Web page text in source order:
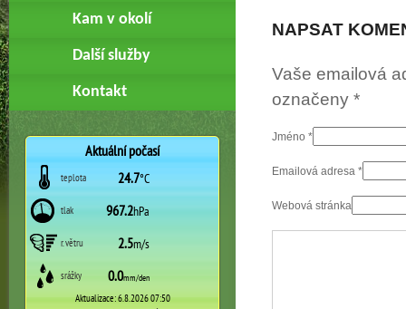
Kam v okolí
Další služby
Kontakt
NAPSAT
Vaše emailová
označeny *
Jméno *
Emailová adresa *
Webová stránka